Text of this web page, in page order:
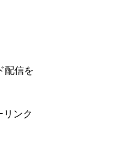
配信を
リンク